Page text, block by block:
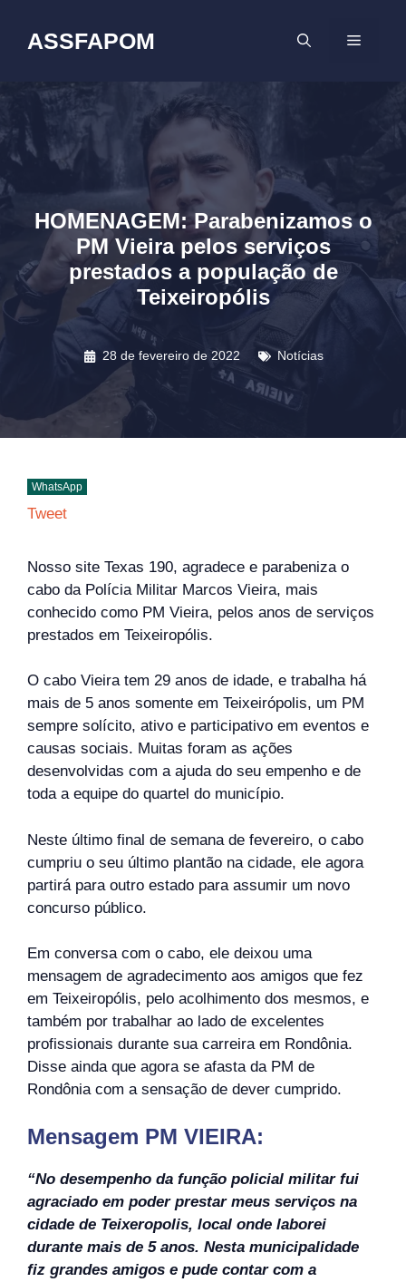
ASSFAPOM MENU
HOMENAGEM: Parabenizamos o
PM Vieira pelos serviços
prestados a população de
Teixeiropólis
28 de fevereiro de 2022 Notícias
WhatsApp
Tweet
Nosso site Texas 190, agradece e parabeniza o
cabo da Polícia Militar Marcos Vieira, mais
conhecido como PM Vieira, pelos anos de serviços
prestados em Teixeiropólis.
O cabo Vieira tem 29 anos de idade, e trabalha há
mais de 5 anos somente em Teixeirópolis, um PM
sempre solícito, ativo e participativo em eventos e
causas sociais. Muitas foram as ações
desenvolvidas com a ajuda do seu empenho e de
toda a equipe do quartel do município.
Neste último final de semana de fevereiro, o cabo
cumpriu o seu último plantão na cidade, ele agora
partirá para outro estado para assumir um novo
concurso público.
Em conversa com o cabo, ele deixou uma
mensagem de agradecimento aos amigos que fez
em Teixeiropólis, pelo acolhimento dos mesmos, e
também por trabalhar ao lado de excelentes
profissionais durante sua carreira em Rondônia.
Disse ainda que agora se afasta da PM de
Rondônia com a sensação de dever cumprido.
Mensagem PM VIEIRA:
“No desempenho da função policial militar fui
agraciado em poder prestar meus serviços na
cidade de Teixeropolis, local onde laborei
durante mais de 5 anos. Nesta municipalidade
fiz grandes amigos e pude contar com a